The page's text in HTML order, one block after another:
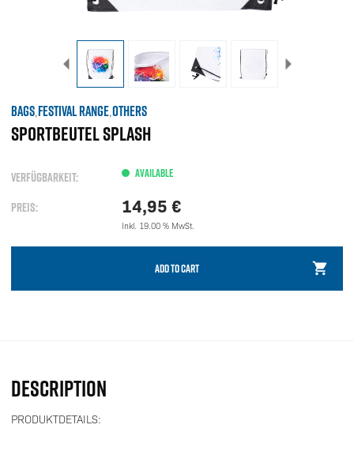
BAGS,FESTIVAL RANGE,OTHERS
SPORTBEUTEL SPLASH
VERFÜGBARKEIT: AVAILABLE
PREIS: 14,95 €
Inkl. 19.00 % MwSt.
ADD TO CART
DESCRIPTION
PRODUKTDETAILS: